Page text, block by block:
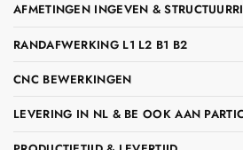
AFMETINGEN INGEVEN &
RANDAFWERKING L1 L2 B1 B2
CNC BEWERKINGEN
LEVERING IN NL & BE OOK AAN